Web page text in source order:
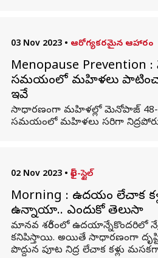
03 Nov 2023 • ఆరోగ్యకరమైన ఆహారం
Menopause
సమయంలో మహిళలు
ఇవే
సాధారణంగా మహిళల్లో మెనోపాజ్ 48-49
సమయంలో మహిళలు సరిగా
02 Nov 2023 • లైఫ్-స్టైల్
Morning : ఉదయం లేచాక
ఉన్నాయా.. ఎందుకో తెలుసా
మానవ శరీరంలో ఉదయాన్నేకొందరిలో
కనిపిస్తాయి. అయితే సాధారణంగా
పొద్దున పూట నిద్ర లేచాక కళ్లు